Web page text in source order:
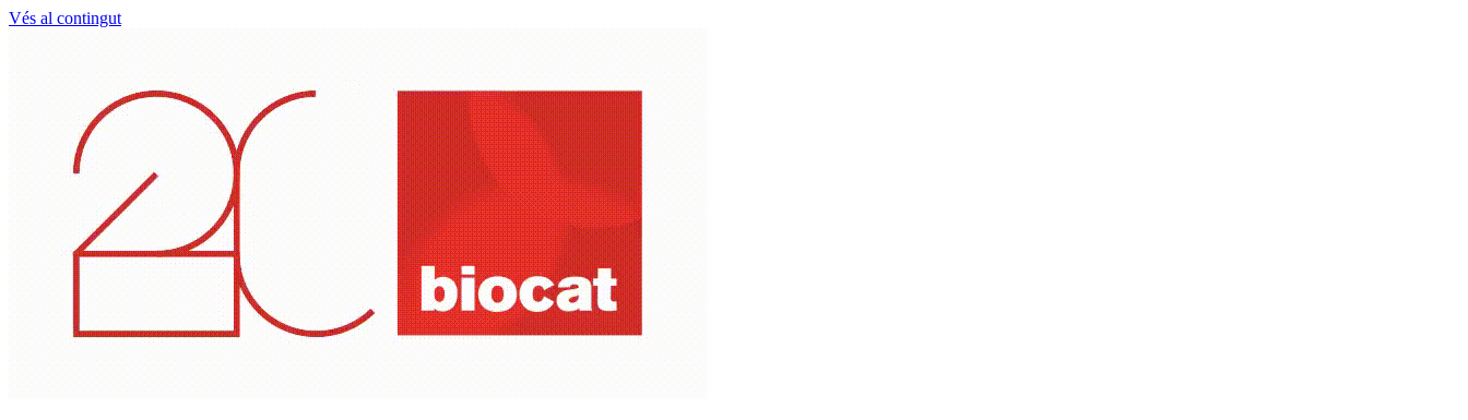
Vés al contingut